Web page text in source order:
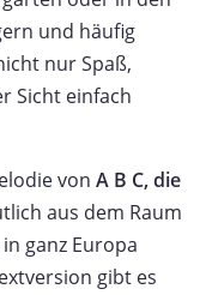
und häufig
nur Spaß,
Sicht einfach
von A B C, die
aus dem Raum
ganz Europa
gibt es